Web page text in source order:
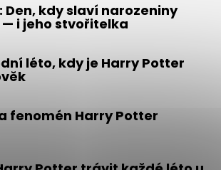
Den, kdy slaví narozeniny
i jeho stvořitelka
léto, kdy je Harry Potter
fenomén Harry Potter